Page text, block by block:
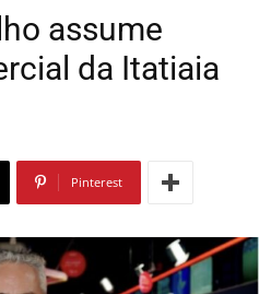
assume
da Itatiaia
Pinterest